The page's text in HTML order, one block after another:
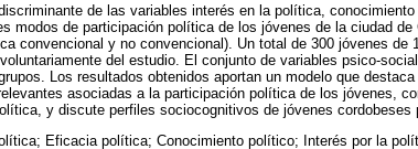
de las variables interés en la política,
modos de participación política de los jóvenes de la ciudad de
convencional y no convencional). Un total de 300 jóvenes de
del estudio. El conjunto de variables psico-
Los resultados obtenidos aportan un modelo que
asociadas a la participación política de los jóvenes,
y discute perfiles sociocognitivos de jóvenes cordobeses
Eficacia política; Conocimiento político; Interés por la